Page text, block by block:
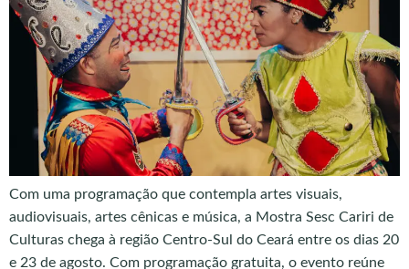
Com uma programação que contempla artes visuais,
audiovisuais, artes cênicas e música, a Mostra Sesc Cariri de
Culturas chega à região Centro-Sul do Ceará entre os dias 20
e 23 de agosto. Com programação gratuita, o evento reúne